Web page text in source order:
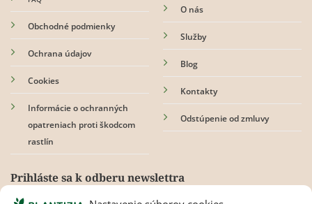
Obchodné podmienky
Ochrana údajov
Cookies
Informácie o ochranných
opatreniach proti škodcom
rastlín
O nás
Služby
Blog
Kontakty
Odstúpenie od zmluvy
Prihláste sa k odberu newslettra